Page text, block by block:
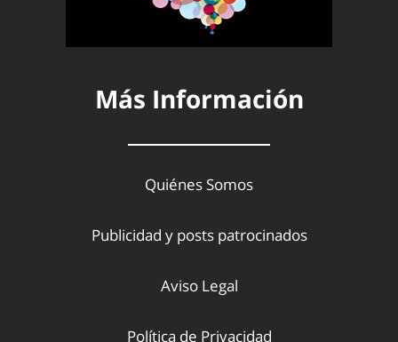
Más Información
Quiénes Somos
Publicidad y posts patrocinados
Aviso Legal
Política de Privacidad